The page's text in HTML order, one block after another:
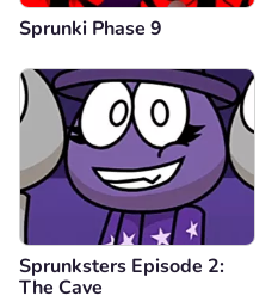
Sprunki Phase 9
Sprunksters Episode 2:
The Cave